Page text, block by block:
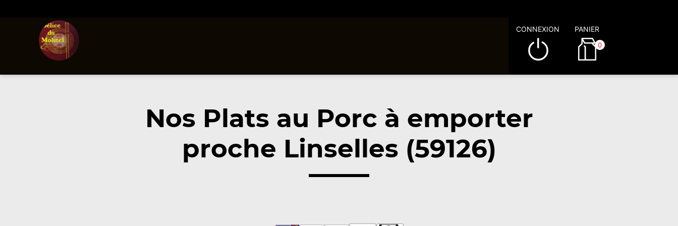
CONNEXION PANIER
0
Nos Plats au Porc à emporter
proche Linselles (59126)